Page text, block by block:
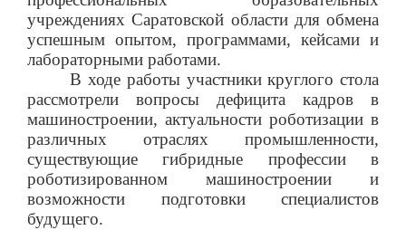
учреждениях Саратовской области для обмена
успешным опытом, программами, кейсами и
лабораторными работами.
В ходе работы участники круглого стола
рассмотрели вопросы дефицита кадров в
машиностроении, актуальности роботизации в
различных отраслях промышленности,
существующие гибридные профессии в
роботизированном машиностроении и
возможности подготовки специалистов
будущего.